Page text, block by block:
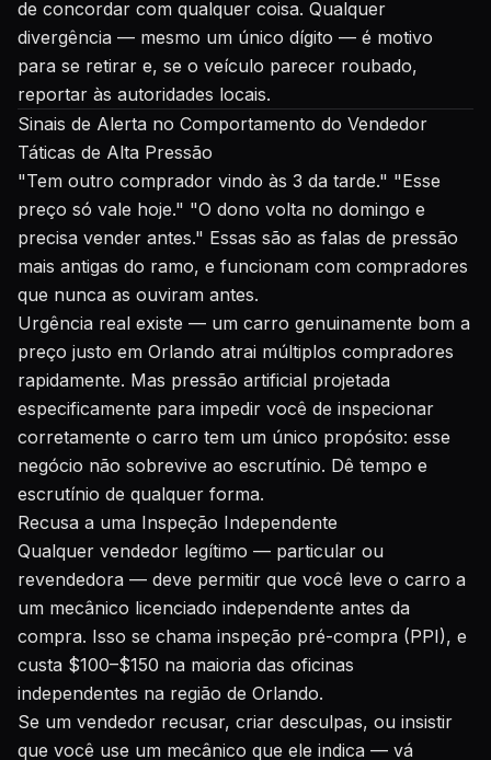
de concordar com qualquer coisa. Qualquer
divergência — mesmo um único dígito — é motivo
para se retirar e, se o veículo parecer roubado,
reportar às autoridades locais.
Sinais de Alerta no Comportamento do Vendedor
Táticas de Alta Pressão
"Tem outro comprador vindo às 3 da tarde." "Esse
preço só vale hoje." "O dono volta no domingo e
precisa vender antes." Essas são as falas de pressão
mais antigas do ramo, e funcionam com compradores
que nunca as ouviram antes.
Urgência real existe — um carro genuinamente bom a
preço justo em Orlando atrai múltiplos compradores
rapidamente. Mas pressão artificial projetada
especificamente para impedir você de inspecionar
corretamente o carro tem um único propósito: esse
negócio não sobrevive ao escrutínio. Dê tempo e
escrutínio de qualquer forma.
Recusa a uma Inspeção Independente
Qualquer vendedor legítimo — particular ou
revendedora — deve permitir que você leve o carro a
um mecânico licenciado independente antes da
compra. Isso se chama inspeção pré-compra (PPI), e
custa $100–$150 na maioria das oficinas
independentes na região de Orlando.
Se um vendedor recusar, criar desculpas, ou insistir
que você use um mecânico que ele indica — vá